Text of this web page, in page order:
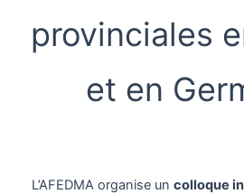
provinciales
et en
L’AFEDMA organise un colloque